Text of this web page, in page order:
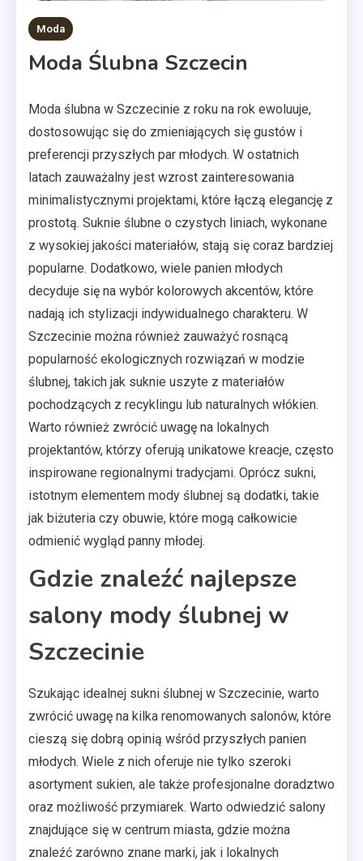
Moda
Moda Ślubna Szczecin
Moda ślubna w Szczecinie z roku na rok ewoluuje,
dostosowując się do zmieniających się gustów i
preferencji przyszłych par młodych. W ostatnich
latach zauważalny jest wzrost zainteresowania
minimalistycznymi projektami, które łączą elegancję z
prostotą. Suknie ślubne o czystych liniach, wykonane
z wysokiej jakości materiałów, stają się coraz bardziej
popularne. Dodatkowo, wiele panien młodych
decyduje się na wybór kolorowych akcentów, które
nadają ich stylizacji indywidualnego charakteru. W
Szczecinie można również zauważyć rosnącą
popularność ekologicznych rozwiązań w modzie
ślubnej, takich jak suknie uszyte z materiałów
pochodzących z recyklingu lub naturalnych włókien.
Warto również zwrócić uwagę na lokalnych
projektantów, którzy oferują unikatowe kreacje, często
inspirowane regionalnymi tradycjami. Oprócz sukni,
istotnym elementem mody ślubnej są dodatki, takie
jak biżuteria czy obuwie, które mogą całkowicie
odmienić wygląd panny młodej.
Gdzie znaleźć najlepsze
salony mody ślubnej w
Szczecinie
Szukając idealnej sukni ślubnej w Szczecinie, warto
zwrócić uwagę na kilka renomowanych salonów, które
cieszą się dobrą opinią wśród przyszłych panien
młodych. Wiele z nich oferuje nie tylko szeroki
asortyment sukien, ale także profesjonalne doradztwo
oraz możliwość przymiarek. Warto odwiedzić salony
znajdujące się w centrum miasta, gdzie można
znaleźć zarówno znane marki, jak i lokalnych